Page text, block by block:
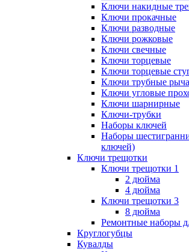
Ключи накидные
Ключи прокачные
Ключи разводные
Ключи рожковые
Ключи свечные
Ключи торцевые
Ключи торцевые
Ключи трубные
Ключи угловые
Ключи шарнирные
Ключи-трубки
Наборы ключей
Наборы
ключей)
Ключи трещотки
Ключи трещотки 1
2 дюйма
4 дюйма
Ключи трещотки 3
8 дюйма
Ремонтные наборы
Круглогубцы
Кувалды